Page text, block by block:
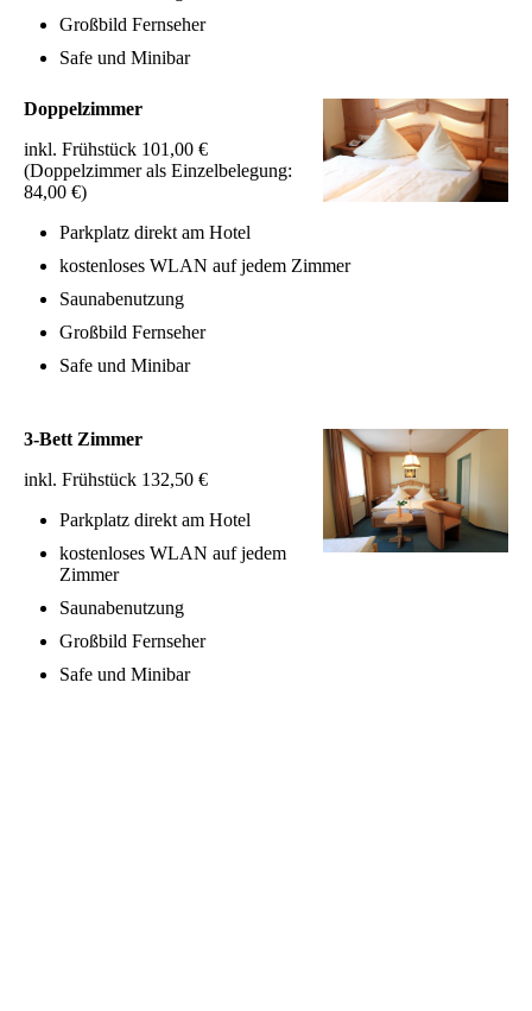
Großbild Fernseher
Safe und Minibar
Doppelzimmer
inkl. Frühstück 101,00 €
(Doppelzimmer als Einzelbelegung:
84,00 €)
Parkplatz direkt am Hotel
kostenloses WLAN auf jedem Zimmer
Saunabenutzung
Großbild Fernseher
Safe und Minibar
3-Bett Zimmer
inkl. Frühstück 132,50 €
Parkplatz direkt am Hotel
kostenloses WLAN auf jedem
Zimmer
Saunabenutzung
Großbild Fernseher
Safe und Minibar